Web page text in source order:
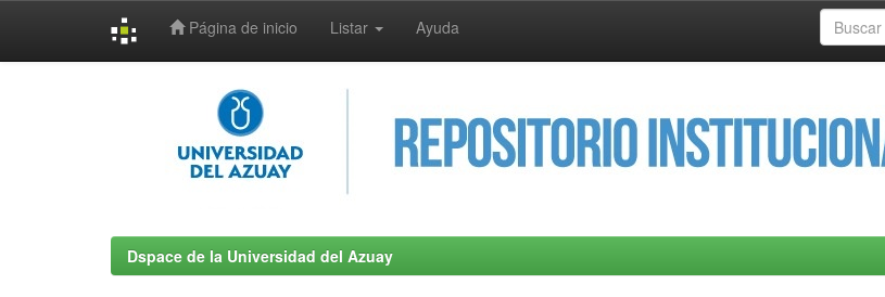
Página de inicio Listar Ayuda
Dspace de la Universidad del Azuay